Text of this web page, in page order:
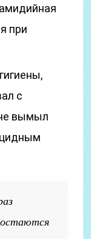
при
с
вымыл
остаются